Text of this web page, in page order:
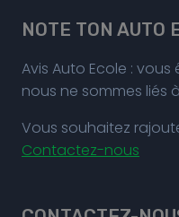
NOTE TON AUTO
Avis Auto Ecole :
nous ne sommes
Vous souhaitez
Contactez-nous